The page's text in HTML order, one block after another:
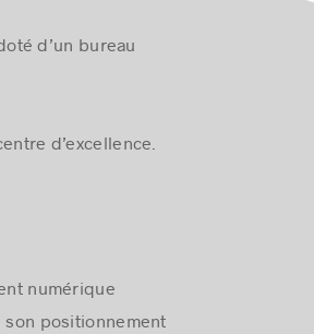
d’un bureau
d’excellence.
numérique
son positionnement